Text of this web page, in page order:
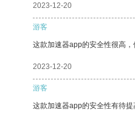
2023-12-20
游客
这款加速器app的安全性很高
2023-12-20
游客
这款加速器app的安全性有待提